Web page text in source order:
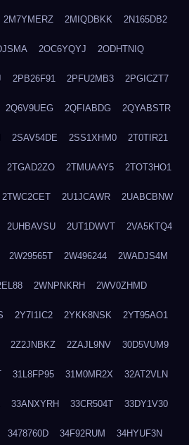
2M7YMERZ 2MIQDBKK 2N165DB2
2OC6YQYJ 2ODHTNIQ
2PB26F91 2PFU2MB3 2PGICZT7
2Q6V9UEG 2QFIABDG 2QYABSTR
2SAV54DE 2SS1XHM0 2T0TIR21
2TGAD2ZO 2TMUAAY5 2TOT3HO1
2TWC2CET 2U1JCAWR 2UABCBNW
2UHBAVSU 2UT1DWVT 2VA5KTQ4
2W29565T 2W496244 2WADJS4M
2WNPNKRH 2WV0ZHMD
2Y7I1IC2 2YKK8NSK 2YT95AO1
2Z2JNBKZ 2ZAJL9NV 30D5VUM9
31L8FP95 31M0MR2X 32AT2VLN
33ANXYRH 33CR504T 33DY1V30
3478760D 34F92RUM 34HYUF3N